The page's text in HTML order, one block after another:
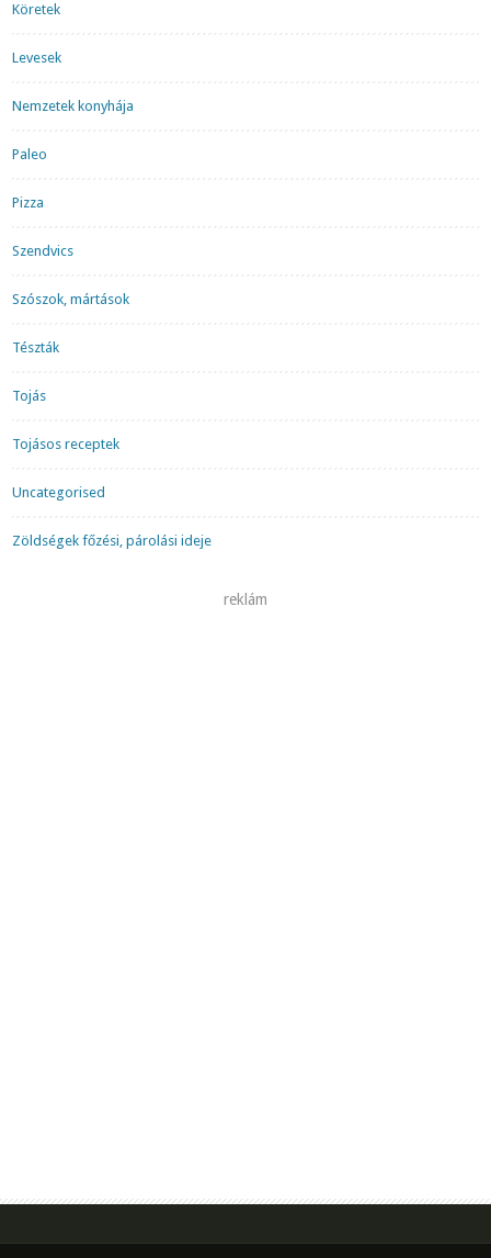
Köretek
Levesek
Nemzetek konyhája
Paleo
Pizza
Szendvics
Szószok, mártások
Tészták
Tojás
Tojásos receptek
Uncategorised
Zöldségek főzési, párolási ideje
reklám